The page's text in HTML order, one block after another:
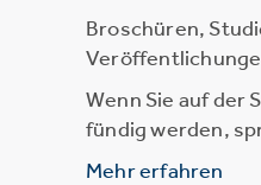
Broschüren,
Wenn Sie auf der
fündig werden,
Mehr erfahren